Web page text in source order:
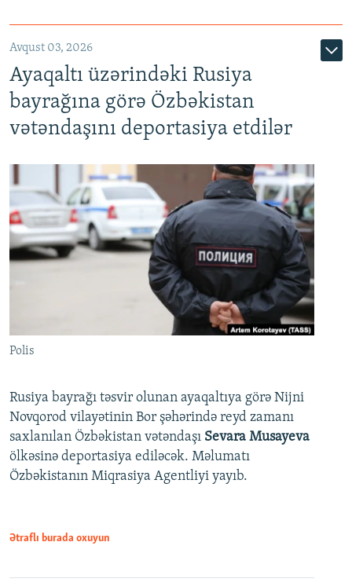
Avqust 03, 2026
Ayaqaltı üzərindəki Rusiya
bayrağına görə Özbəkistan
vətəndaşını deportasiya etdilər
Polis
Rusiya bayrağı təsvir olunan ayaqaltıya görə Nijni
Novqorod vilayətinin Bor şəhərində reyd zamanı
saxlanılan Özbəkistan vətəndaşı Sevara Musayeva
ölkəsinə deportasiya ediləcək. Məlumatı
Özbəkistanın Miqrasiya Agentliyi yayıb.
Ətraflı burada oxuyun